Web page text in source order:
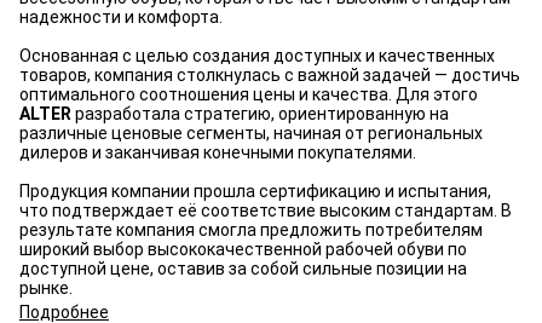
надежности и комфорта.
Основанная с целью создания доступных и качественных
товаров, компания столкнулась с важной задачей — достичь
оптимального соотношения цены и качества. Для этого
ALTER разработала стратегию, ориентированную на
различные ценовые сегменты, начиная от региональных
дилеров и заканчивая конечными покупателями.
Продукция компании прошла сертификацию и испытания,
что подтверждает её соответствие высоким стандартам. В
результате компания смогла предложить потребителям
широкий выбор высококачественной рабочей обуви по
доступной цене, оставив за собой сильные позиции на
рынке.
Подробнее